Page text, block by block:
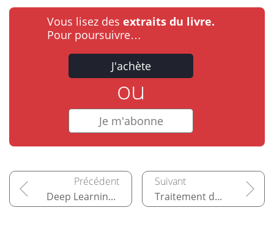
Vous lisez des extraits du livre.
Pour poursuivre…
J'achète
ou
Je m'abonne
Deep Learning avec PyTorch ou Keras/TensorFlow Traitement du langage naturel - NLP